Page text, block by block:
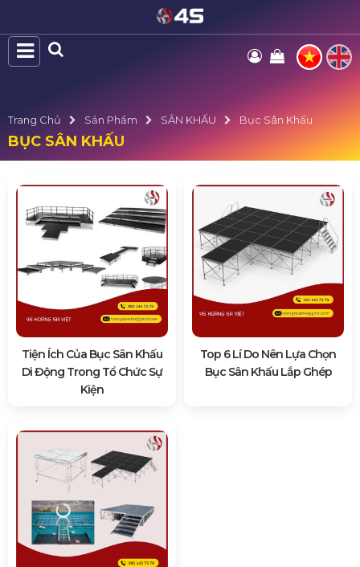
Trang Chủ Sản Phẩm SÂN KHẤU Bục Sân Khấu
BỤC SÂN KHẤU
Tiện Ích Của Bục Sân Khấu
Di Động Trong Tổ Chức Sự
Kiện
Top 6 Lí Do Nên Lựa Chọn
Bục Sân Khấu Lắp Ghép